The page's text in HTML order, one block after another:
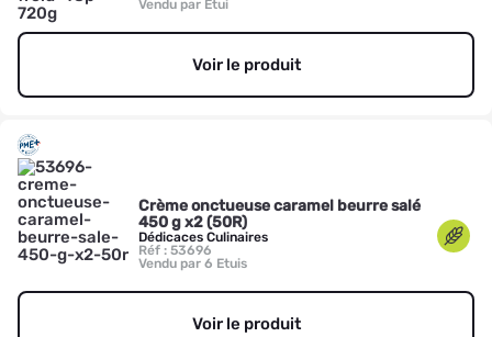
Vendu par Etui
Voir le produit
Crème onctueuse caramel beurre salé
450 g x2 (50R)
Dédicaces Culinaires
Réf : 53696
Vendu par 6 Etuis
Voir le produit